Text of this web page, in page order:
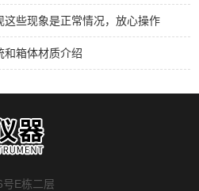
些现象是正常情况，放心操作
和箱体材质介绍
E栋二层